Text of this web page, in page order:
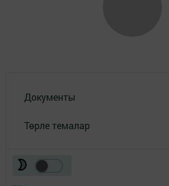
Документы
Төрле темалар